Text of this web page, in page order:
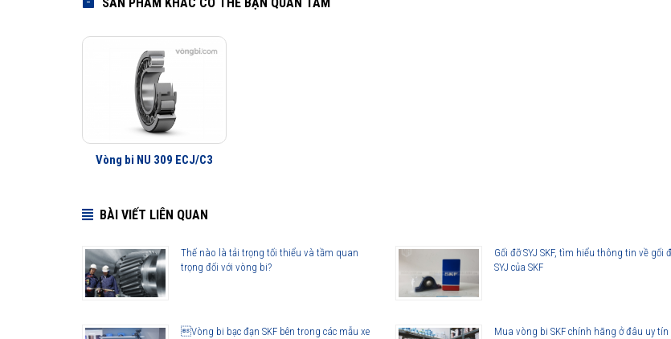
Vòng bi NU 309 ECJ/C3
BÀI VIẾT LIÊN QUAN
Thế nào là tải trọng tối thiểu và tầm quan
trọng đối với vòng bi?
Gối đỡ SYJ SKF, tìm hiểu thông tin về gối
SYJ của SKF
Vòng bi bạc đạn SKF bên trong các mẫu xe
Mua vòng bi SKF chính hãng ở đâu uy tín